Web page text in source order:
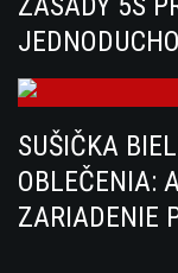
SUŠIČKA
OBLEČENIA:
ZARIADENIE